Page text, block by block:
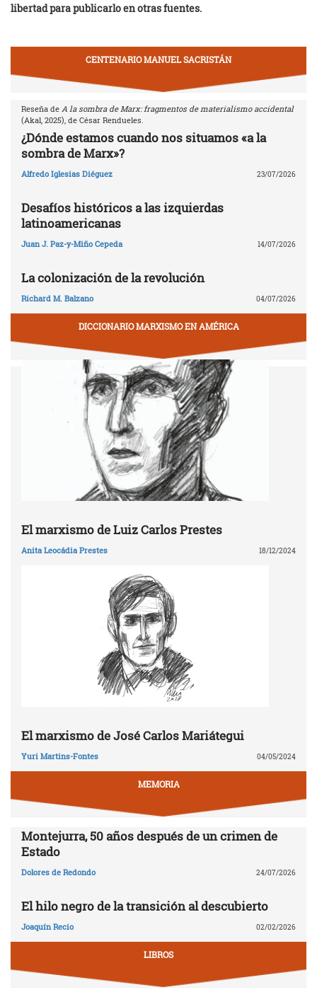
libertad para publicarlo en otras fuentes.
CENTENARIO MANUEL SACRISTÁN
Reseña de A la sombra de Marx: fragmentos de materialismo accidental
(Akal, 2025), de César Rendueles.
¿Dónde estamos cuando nos situamos «a la
sombra de Marx»?
Alfredo Iglesias Diéguez 23/07/2026
Desafíos históricos a las izquierdas
latinoamericanas
Juan J. Paz-y-Miño Cepeda 14/07/2026
La colonización de la revolución
Richard M. Balzano 04/07/2026
DICCIONARIO MARXISMO EN AMÉRICA
El marxismo de Luiz Carlos Prestes
Anita Leocádia Prestes 18/12/2024
El marxismo de José Carlos Mariátegui
Yuri Martins-Fontes 04/05/2024
MEMORIA
Montejurra, 50 años después de un crimen de
Estado
Dolores de Redondo 24/07/2026
El hilo negro de la transición al descubierto
Joaquín Recio 02/02/2026
LIBROS